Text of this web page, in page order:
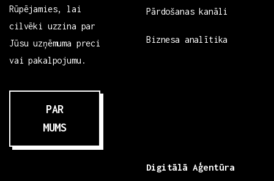
Rūpējamies, lai
cilvēki uzzina par
Jūsu uzņēmuma preci
vai pakalpojumu.
PAR
MUMS
Pārdošanas kanāli
Biznesa analītika
Digitālā Aģentūra